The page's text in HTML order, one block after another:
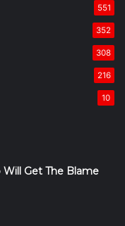
551
352
308
216
10
Will Get The Blame